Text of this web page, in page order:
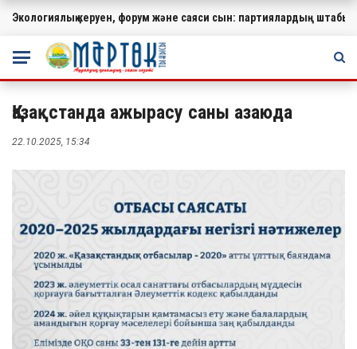
МАҢЫЗДЫ
Экологиялық керуен, форум және саяси сын: партиялардың
Қазақстанда ажырасу саны азаюда
22.10.2025, 15:34